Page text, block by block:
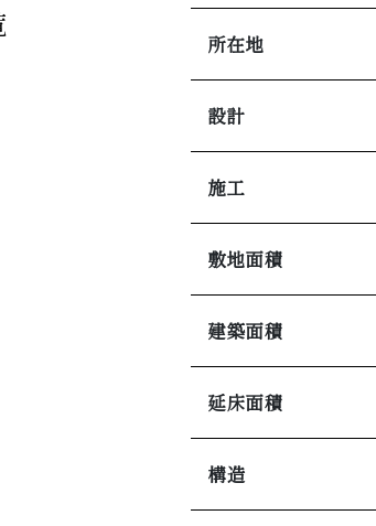
所在地
設計
施工
敷地面積
建築面積
延床面積
構造